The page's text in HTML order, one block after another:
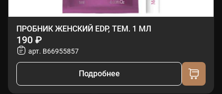
ПРОБНИК ЖЕНСКИЙ EDP, ТЕМ. 1 МЛ
190 ₽
арт. B66955857
Подробнее